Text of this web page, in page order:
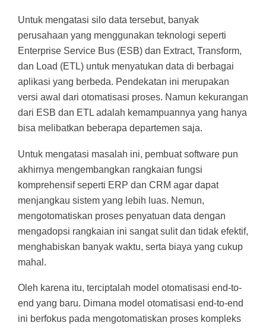
Untuk mengatasi silo data tersebut, banyak
perusahaan yang menggunakan teknologi seperti
Enterprise Service Bus (ESB) dan Extract, Transform,
dan Load (ETL) untuk menyatukan data di berbagai
aplikasi yang berbeda. Pendekatan ini merupakan
versi awal dari otomatisasi proses. Namun kekurangan
dari ESB dan ETL adalah kemampuannya yang hanya
bisa melibatkan beberapa departemen saja.
Untuk mengatasi masalah ini, pembuat software pun
akhirnya mengembangkan rangkaian fungsi
komprehensif seperti ERP dan CRM agar dapat
menjangkau sistem yang lebih luas. Nemun,
mengotomatiskan proses penyatuan data dengan
mengadopsi rangkaian ini sangat sulit dan tidak efektif,
menghabiskan banyak waktu, serta biaya yang cukup
mahal.
Oleh karena itu, terciptalah model otomatisasi end-to-
end yang baru. Dimana model otomatisasi end-to-end
ini berfokus pada mengotomatiskan proses kompleks